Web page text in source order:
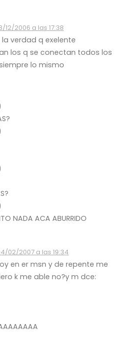
12/2006 a las 17:38
verdad q exelente
los q se conectan todos los
lo mismo
NADA ACA ABURRIDO
02/2007 a las 19:34
en er msn y de repente me
k me able no?y m dce: